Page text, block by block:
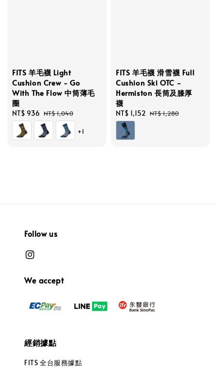
FITS 羊毛襪 Light
Cushion Crew - Go
With The Flow 中筒薄毛
圈
Sale
price
NT$ 936 Regular
price
NT$ 1,040
+1
FITS 羊毛襪 滑雪襪 Full
Cushion Ski OTC -
Hermiston 長筒及膝厚
襪
Sale
price
NT$ 1,152 Regular
NT$ 1,280
Follow us
We accept
經銷據點
FITS 全台服務據點